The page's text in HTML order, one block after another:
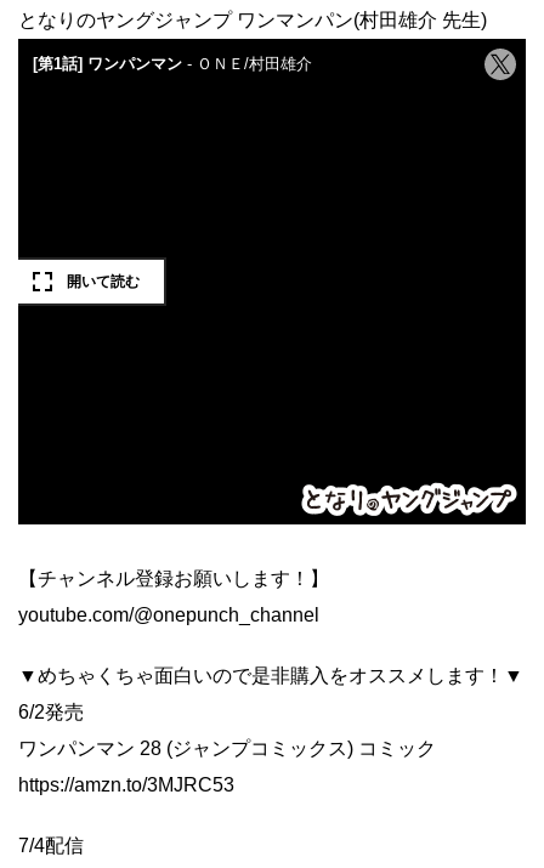
となりのヤングジャンプ ワンマンパン(村田雄介 先生)
【チャンネル登録お願いします！】
youtube.com/@onepunch_channel
▼めちゃくちゃ面白いので是非購入をオススメします！▼
6/2発売
ワンパンマン 28 (ジャンプコミックス) コミック
https://amzn.to/3MJRC53
7/4配信